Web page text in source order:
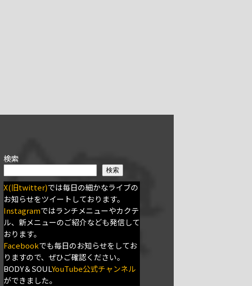
検索
検索
X(旧twitter)では毎日の細かなライブの
お知らせをツイートしております。
Instagramではランチメニューやカクテ
ル、新メニューのご紹介なども発信して
おります。
Facebookでも毎日のお知らせをしてお
りますので、ぜひご確認ください。
BODY＆SOULYouTube公式チャンネル
ができました。